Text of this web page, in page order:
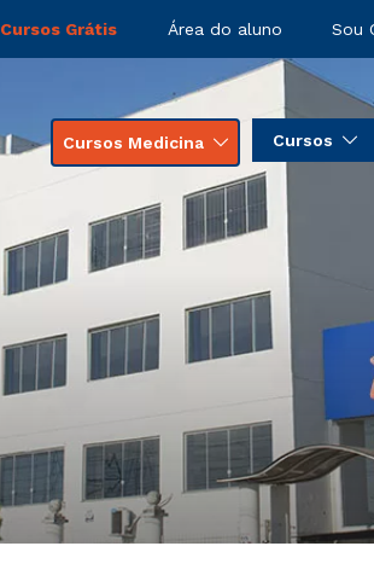
Cursos Grátis Área do aluno Sou
Cursos Medicina Cursos